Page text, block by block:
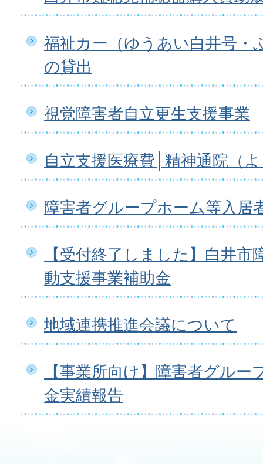
福祉カー（ゆうあい白井号・
の貸出
視覚障害者自立更生支援事業
自立支援医療費│精神通院（
障害者グループホーム等入居
【受付終了しました】白井市
動支援事業補助金
地域連携推進会議について
【事業所向け】障害者グルー
金実績報告